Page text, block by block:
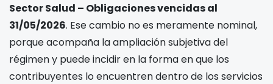
Sector Salud – Obligaciones vencidas al
31/05/2026. Ese cambio no es meramente nominal,
porque acompaña la ampliación subjetiva del
régimen y puede incidir en la forma en que los
contribuyentes lo encuentren dentro de los servicios